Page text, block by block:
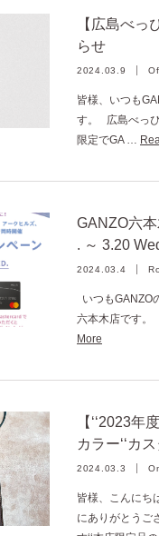
【広島べ
らせ
2024.03.9
皆様、いつも
す。 広島べっ
限定でGA …
GANZO六
. ～ 3.20
2024.03.4
いつもGANZO
六本木店です。
More
【‘‘2023
カラー‘‘カ
2024.03.3
皆様、こんにち
にありがとうご